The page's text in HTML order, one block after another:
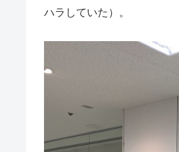
ハラしていた）。